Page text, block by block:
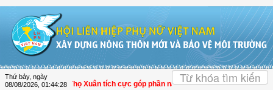
Thứ bảy, ngày
08/08/2026 01:44:29
Hội LHPN Thọ Xuân tích cực góp phần nâng cao tỷ lệ người dân tham gia
OK